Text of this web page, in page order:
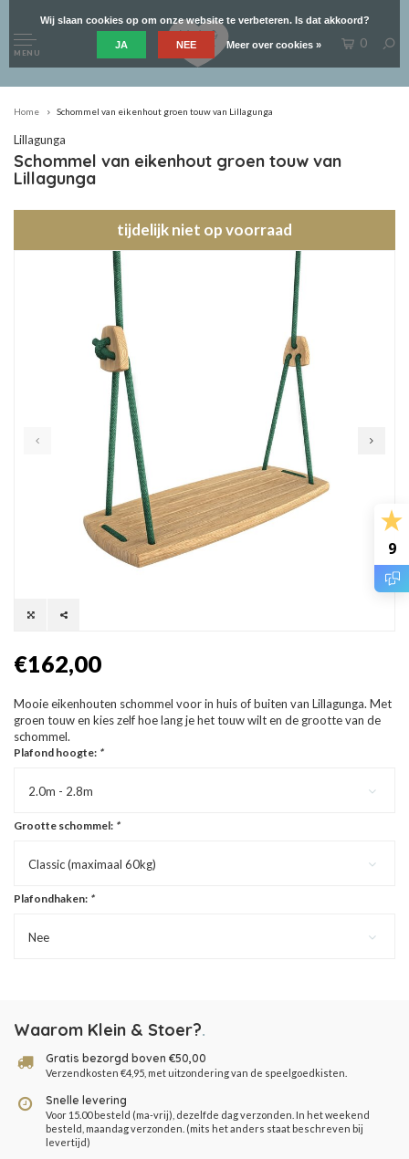
9
MENU
0
Home Schommel van eikenhout groen touw van Lillagunga
Lillagunga
Schommel van eikenhout groen touw van
Lillagunga
tijdelijk niet op voorraad
€162,00
Mooie eikenhouten schommel voor in huis of buiten van Lillagunga. Met
groen touw en kies zelf hoe lang je het touw wilt en de grootte van de
schommel.
Plafond hoogte: *
2.0m - 2.8m
Grootte schommel: *
Classic (maximaal 60kg)
Plafondhaken: *
Nee
Waarom Klein & Stoer?.
Gratis bezorgd boven €50,00
Verzendkosten €4,95, met uitzondering van de speelgoedkisten.
Snelle levering
Voor 15.00 besteld (ma-vrij), dezelfde dag verzonden. In het weekend
besteld, maandag verzonden. (mits het anders staat beschreven bij
levertijd)
Wij slaan cookies op om onze website te verbeteren. Is dat akkoord?
JA NEE Meer over cookies »